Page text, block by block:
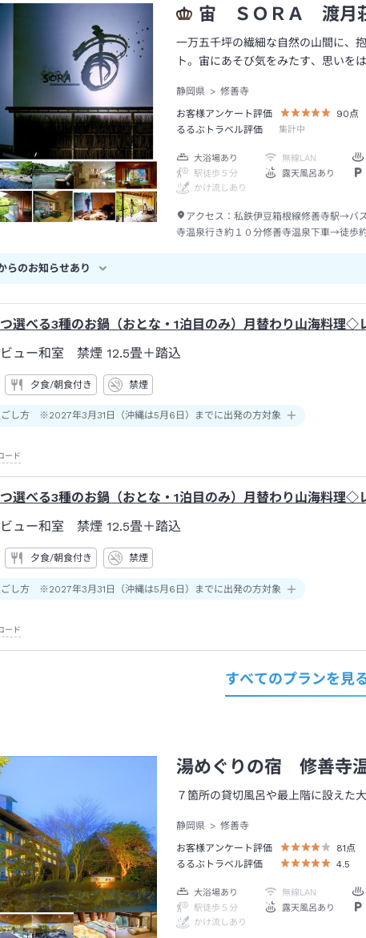
宙 ＳＯＲＡ 渡月
一万五千坪の繊細な自然の山間に、
ト。宙にあそび気をみたす、思いをは
静岡県
修善寺
お客様アンケート評価
90 点
るるぶトラベル評価
集計中
大浴場あり 無線LAN
駅徒歩５分
露天風呂あり
かけ流しあり
アクセス： 私鉄伊豆箱根線修善寺駅→バ
寺温泉行き約１０分修善寺温泉下車→徒歩
らのお知らせあり
選べる3種のお鍋（おとな・1泊目のみ）月替わり山海料理◇
ュー和室 禁煙 12.5畳＋踏込
夕食/朝食付き 禁煙
し方 ※2027年3月31日（沖縄は5月6日）までに出発の方対象
ード
選べる3種のお鍋（おとな・1泊目のみ）月替わり山海料理◇
ュー和室 禁煙 12.5畳＋踏込
夕食/朝食付き 禁煙
し方 ※2027年3月31日（沖縄は5月6日）までに出発の方対象
ード
すべてのプランを見
湯めぐりの宿 修善寺
７箇所の貸切風呂や最上階に設えた
静岡県
修善寺
お客様アンケート評価
81 点
るるぶトラベル評価
4.5
大浴場あり 無線LAN
駅徒歩５分
露天風呂あり
かけ流しあり